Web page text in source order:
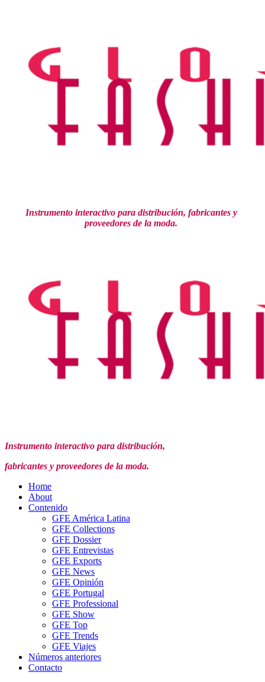
Instrumento interactivo para distribución, fabricantes y
proveedores de la moda.
Instrumento interactivo para distribución,
fabricantes y proveedores de la moda.
Home
About
Contenido
GFE América Latina
GFE Collections
GFE Dossier
GFE Entrevistas
GFE Exports
GFE News
GFE Opinión
GFE Portugal
GFE Professional
GFE Show
GFE Top
GFE Trends
GFE Viajes
Números anteriores
Contacto